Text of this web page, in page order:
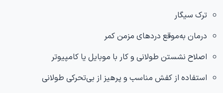
ترک سیگار
درمان به‌موقع دردهای مزمن کمر
اصلاح نشستن طولانی و کار با موبایل یا کامپیوتر
استفاده از کفش مناسب و پرهیز از بی‌تحرکی طولانی